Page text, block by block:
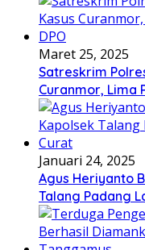
Maret 25, 2025
Satreskrim
Curanmor, Lima
Januari 24, 2025
Agus Heriyanto
Talang Padang